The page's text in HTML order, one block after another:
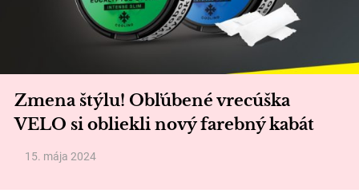
Zmena štýlu! Obľúbené vrecúška
VELO si obliekli nový farebný kabát
15. mája 2024